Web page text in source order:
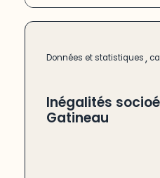
Données et statistiques,
Inégalités
Gatineau